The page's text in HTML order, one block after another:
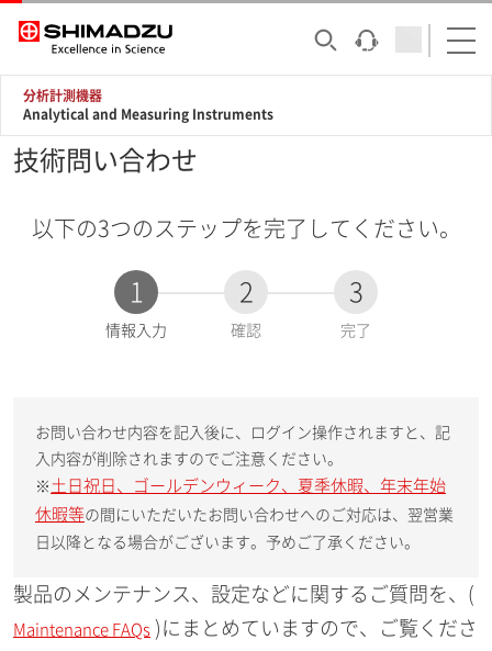
分析計測機器
Analytical and Measuring Instruments
技術問い合わせ
以下の3つのステップを完了してください。
1
現
情報入力
2
確認
3
完了
お問い合わせ内容を記入後に、ログイン操作されますと、記
入内容が削除されますのでご注意ください。
※ 土日祝日、ゴールデンウィーク、夏季休暇、年末年始
休暇等の間にいただいたお問い合わせへのご対応は、翌営業
日以降となる場合がございます。予めご了承ください。
製品のメンテナンス、設定などに関するご質問を、(
Maintenance FAQs )にまとめていますので、ご覧くださ